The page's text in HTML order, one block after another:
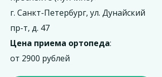
г. Санкт-Петербург, ул. Дунайский
пр-т, д. 47
Цена приема ортопеда:
от 2900 рублей